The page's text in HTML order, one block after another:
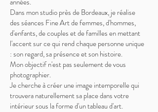
Dans mon studio près de Bordeaux, je réalise
des séances Fine Art de femmes, d'hommes,
d'enfants, de couples et de familles en mettant
l'accent sur ce qui rend chaque personne unique
: son regard, sa présence et son histoire.
Mon objectif n'est pas seulement de vous
photographier.
Je cherche à créer une image intemporelle qui
trouvera naturellement sa place dans votre
intérieur sous la forme d'un tableau d'art.